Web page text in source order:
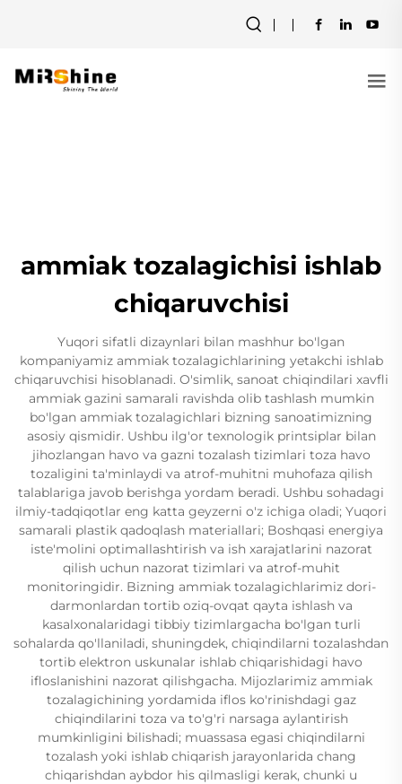
ammiak tozalagichisi ishlab
chiqaruvchisi
Yuqori sifatli dizaynlari bilan mashhur bo'lgan
kompaniyamiz ammiak tozalagichlarining yetakchi ishlab
chiqaruvchisi hisoblanadi. O'simlik, sanoat chiqindilari xavfli
ammiak gazini samarali ravishda olib tashlash mumkin
bo'lgan ammiak tozalagichlari bizning sanoatimizning
asosiy qismidir. Ushbu ilg'or texnologik printsiplar bilan
jihozlangan havo va gazni tozalash tizimlari toza havo
tozaligini ta'minlaydi va atrof-muhitni muhofaza qilish
talablariga javob berishga yordam beradi. Ushbu sohadagi
ilmiy-tadqiqotlar eng katta geyzerni o'z ichiga oladi; Yuqori
samarali plastik qadoqlash materiallari; Boshqasi energiya
iste'molini optimallashtirish va ish xarajatlarini nazorat
qilish uchun nazorat tizimlari va atrof-muhit
monitoringidir. Bizning ammiak tozalagichlarimiz dori-
darmonlardan tortib oziq-ovqat qayta ishlash va
kasalxonalaridagi tibbiy tizimlargacha bo'lgan turli
sohalarda qo'llaniladi, shuningdek, chiqindilarni tozalashdan
tortib elektron uskunalar ishlab chiqarishidagi havo
ifloslanishini nazorat qilishgacha. Mijozlarimiz ammiak
tozalagichining yordamida iflos ko'rinishdagi gaz
chiqindilarini toza va to'g'ri narsaga aylantirish
mumkinligini bilishadi; muassasa egasi chiqindilarni
tozalash yoki ishlab chiqarish jarayonlarida chang
chiqarishdan aybdor his qilmasligi kerak, chunki u